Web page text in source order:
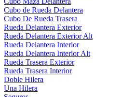
Cubo de Rueda Delantera
Cubo De Rueda Trasera
Rueda Delantera Exterior
Rueda Delantera Exterior Alt
Rueda Delantera Interior
Rueda Delantera Interior Alt
Rueda Trasera Exterior
Rueda Trasera Interior
Doble Hilera
Una Hilera